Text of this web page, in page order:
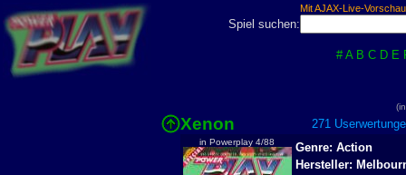
Mit AJAX-Live-
Spiel suchen:
# A B C D E
Xenon 271
in Powerplay 4/88
Genre: Action
Hersteller: